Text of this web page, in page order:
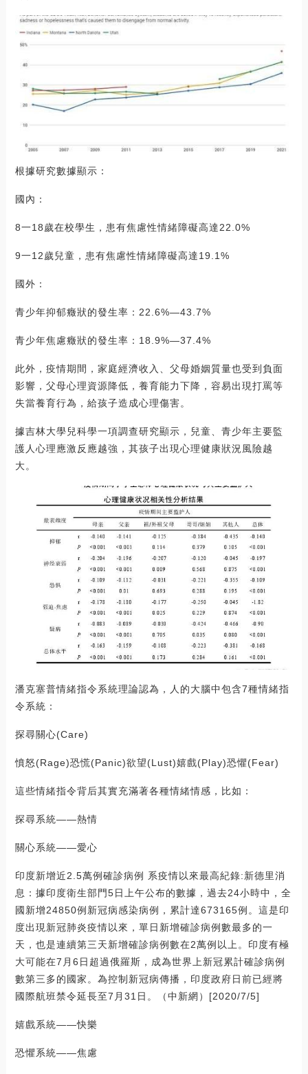
根據研究數據顯示：
國內：
8一18歲在校學生，患有焦慮性情緒障礙高達22.0%
9一12歲兒童，患有焦慮性情緒障礙高達19.1%
國外：
青少年抑郁癥狀的發生率：22.6%—43.7%
青少年焦慮癥狀的發生率：18.9%—37.4%
此外，疫情期間，家庭經濟收入、父母婚姻質量也受到負面
影響，父母心理資源降低，養育能力下降，容易出現打罵等
失當養育行為，給孩子造成心理傷害。
據吉林大學兒科學一項調查研究顯示，兒童、青少年主要監
護人心理應激反應越強，其孩子出現心理健康狀況風險越
大。
潘克塞普情緒指令系統理論認為，人的大腦中包含7種情緒指
令系統：
探尋關心(Care)
憤怒(Rage)恐慌(Panic)欲望(Lust)嬉戲(Play)恐懼(Fear)
這些情緒指令背后其實充滿著各種情緒情感，比如：
探尋系統——熱情
關心系統——愛心
印度新增近2.5萬例確診病例 系疫情以來最高紀錄:新德里消
息：據印度衛生部門5日上午公布的數據，過去24小時中，全
國新增24850例新冠病感染病例，累計達673165例。這是印
度出現新冠肺炎疫情以來，單日新增確診病例數最多的一
天，也是連續第三天新增確診病例數在2萬例以上。印度有極
大可能在7月6日超過俄羅斯，成為世界上新冠累計確診病例
數第三多的國家。為控制新冠病傳播，印度政府日前已經將
國際航班禁令延長至7月31日。（中新網）[2020/7/5]
嬉戲系統——快樂
恐懼系統——焦慮